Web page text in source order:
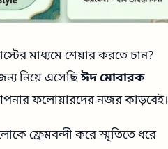
মাধ্যমে শেয়ার করতে চান?
নিয়ে এসেছিঈদ মোবারক
ফলোয়ারদের নজর কাড়বেই।
ফ্রেমবন্দী করে স্মৃতিতে ধরে